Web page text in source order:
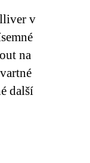
psané
v
art
brut
v
na
další